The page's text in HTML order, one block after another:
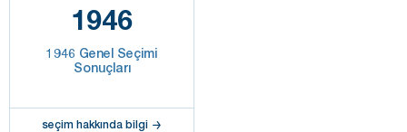
1946
1946 Genel Seçimi
Sonuçları
seçim hakkında bilgi